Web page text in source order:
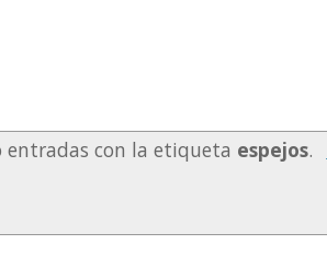
entradas con la etiqueta espejos.